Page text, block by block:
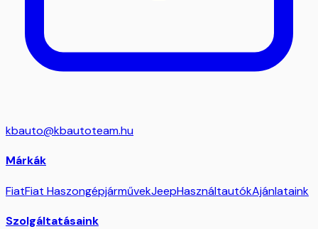
kbauto@kbautoteam.hu
Márkák
FiatFiat HaszongépjárművekJeepHasználtautókAjánlataink
Szolgáltatásaink